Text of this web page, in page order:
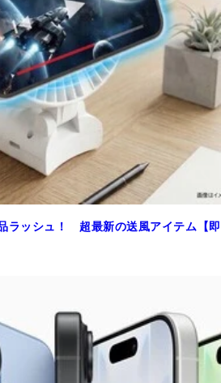
ラッシュ！ 超最新の送風アイテム【即